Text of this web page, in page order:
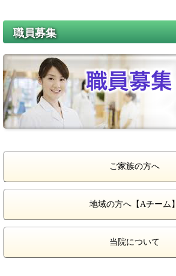
職員募集
ご家族の方へ
地域の方へ【Aチーム】
当院について